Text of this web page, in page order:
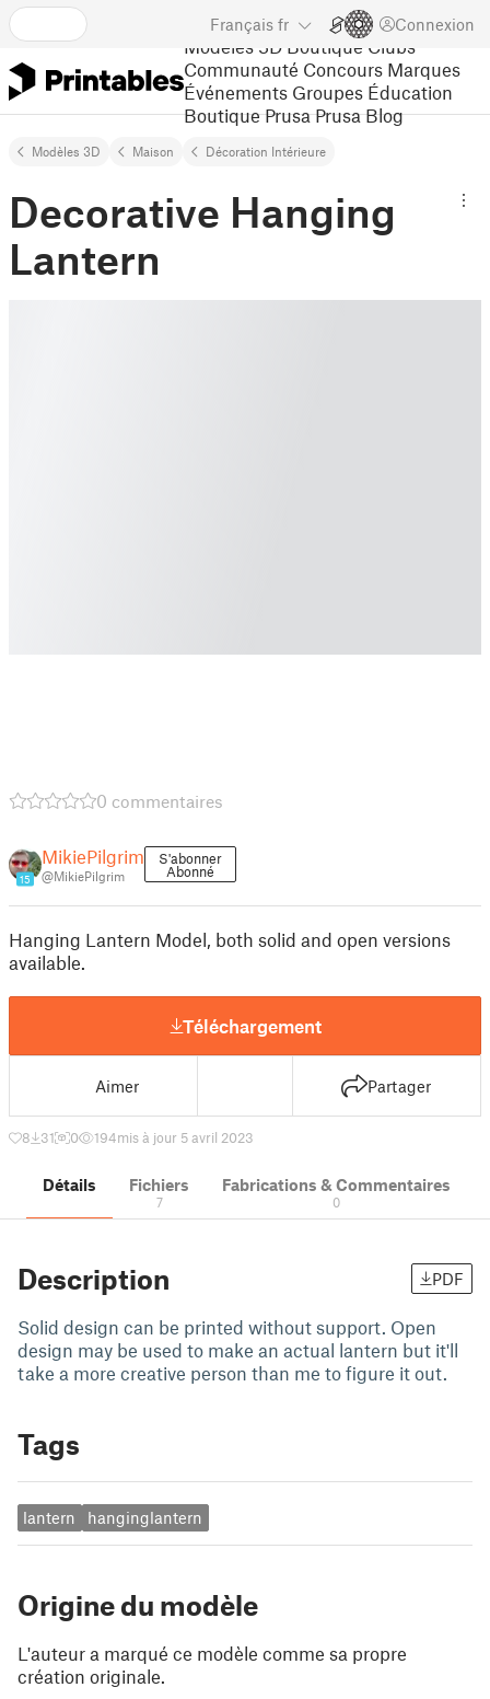
Français fr Connexion
Modèles 3D Boutique Clubs
Communauté Concours Marques
Événements Groupes Éducation
Boutique Prusa Prusa Blog
Modèles 3D Maison Décoration Intérieure
Decorative Hanging
Lantern
0 commentaires
15
MikiePilgrim
@MikiePilgrim
S'abonner
Abonné
Hanging Lantern Model, both solid and open versions
available.
Téléchargement
Aimer Partager
8 31 0 194mis à jour 5 avril 2023
Détails Fichiers
7
Fabrications & Commentaires
0
Description PDF
Solid design can be printed without support. Open
design may be used to make an actual lantern but it'll
take a more creative person than me to figure it out.
Tags
lantern hanginglantern
Origine du modèle
L'auteur a marqué ce modèle comme sa propre
création originale.